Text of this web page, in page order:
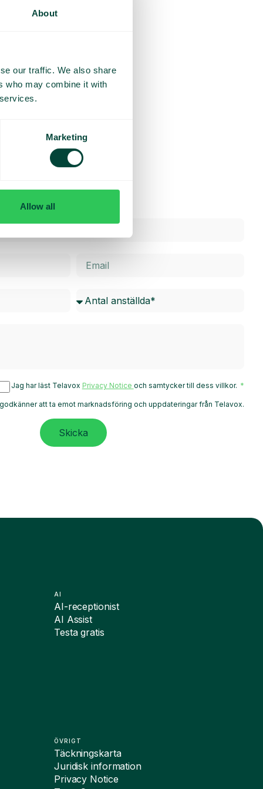
About
our traffic. We also share
who may combine it with
Marketing
Allow all
Jag har läst Telavox Privacy Notice och samtycker till dess villkor.
att ta emot marknadsföring och uppdateringar från Telavox.
Skicka
AI
AI-receptionist
AI Assist
Testa gratis
ÖVRIGT
Täckningskarta
Juridisk information
Privacy Notice